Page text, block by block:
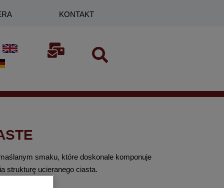
KONTAKT
smaku, które doskonale komponuje
strukturę ucieranego ciasta.